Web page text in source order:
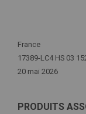
Plus
d'infos
France
17389-LC4 HS 03
20 mai 2026
PRODUITS